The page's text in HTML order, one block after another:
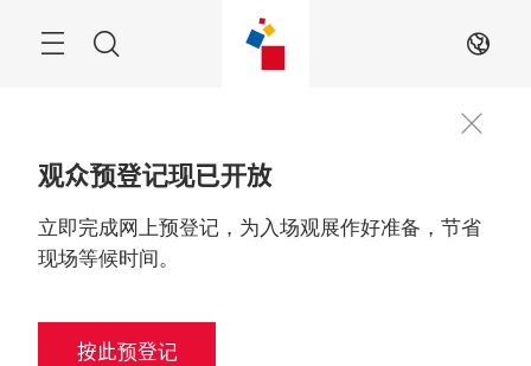
ZH
观众预登记现已开放
立即完成网上预登记，为入场观展作好准备，节省
现场等候时间。
按此预登记